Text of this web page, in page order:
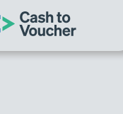
springen
springenZur Startseite